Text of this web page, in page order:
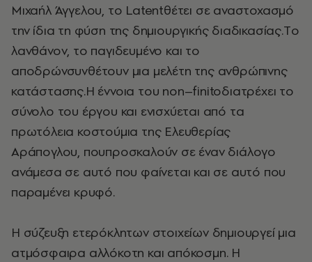
Μιχαήλ Άγγελου, το Latentθέτει σε αναστοχασμό
την ίδια τη φύση της δημιουργικής διαδικασίας.Tο
λανθάνον, το παγιδευμένο και το
αποδρώνσυνθέτουν μια μελέτη της ανθρώπινης
κατάστασης.Η έννοια του non–finitoδιατρέχει το
σύνολο του έργου και ενισχύεται από τα
πρωτόλεια κοστούμια της Ελευθερίας
Αράπογλου, πουπροσκαλούν σε έναν διάλογο
ανάμεσα σε αυτό που φαίνεται και σε αυτό που
παραμένει κρυφό.
Η σύζευξη ετερόκλητων στοιχείων δημιουργεί μια
ατμόσφαιρα αλλόκοτη και απόκοσμη. Η